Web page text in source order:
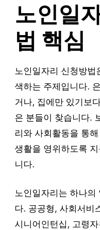
노인일
법 핵심
노인일자리 신청방법
색하는 주제입니다.
거나, 집에만 있기보
은 분들이 찾습니다.
리와 사회활동을 통
생활을 영위하도록
니다.
노인일자리는 하나의
다. 공공형, 사회서비
시니어인턴십, 고령